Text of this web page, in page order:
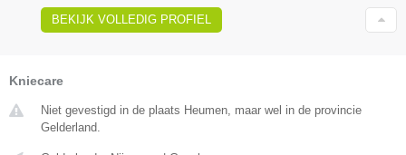
BEKIJK VOLLEDIG PROFIEL
Kniecare
Niet gevestigd in de plaats Heumen, maar wel in de provincie
Gelderland.